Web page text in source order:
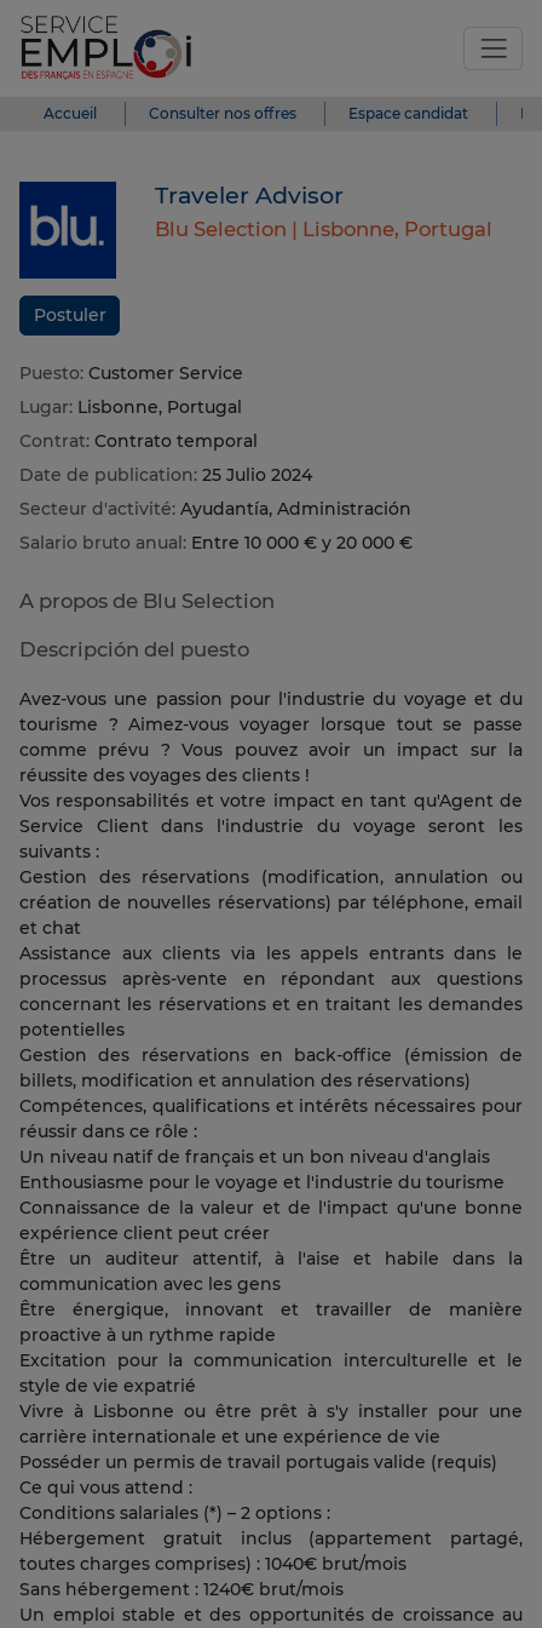
Accueil Consulter nos offres Espace candidat
Traveler Advisor
Blu Selection | Lisbonne, Portugal
Postuler
Puesto: Customer Service
Lugar: Lisbonne, Portugal
Contrat: Contrato temporal
Date de publication: 25 Julio 2024
Secteur d'activité: Ayudantía, Administración
Salario bruto anual: Entre 10 000 € y 20 000 €
A propos de Blu Selection
Descripción del puesto
Avez-vous une passion pour l'industrie du voyage et du
tourisme ? Aimez-vous voyager lorsque tout se passe
comme prévu ? Vous pouvez avoir un impact sur la
réussite des voyages des clients !
Vos responsabilités et votre impact en tant qu'Agent de
Service Client dans l'industrie du voyage seront les
suivants :
Gestion des réservations (modification, annulation ou
création de nouvelles réservations) par téléphone, email
et chat
Assistance aux clients via les appels entrants dans le
processus après-vente en répondant aux questions
concernant les réservations et en traitant les demandes
potentielles
Gestion des réservations en back-office (émission de
billets, modification et annulation des réservations)
Compétences, qualifications et intérêts nécessaires pour
réussir dans ce rôle :
Un niveau natif de français et un bon niveau d'anglais
Enthousiasme pour le voyage et l'industrie du tourisme
Connaissance de la valeur et de l'impact qu'une bonne
expérience client peut créer
Être un auditeur attentif, à l'aise et habile dans la
communication avec les gens
Être énergique, innovant et travailler de manière
proactive à un rythme rapide
Excitation pour la communication interculturelle et le
style de vie expatrié
Vivre à Lisbonne ou être prêt à s'y installer pour une
carrière internationale et une expérience de vie
Posséder un permis de travail portugais valide (requis)
Ce qui vous attend :
Conditions salariales (*) – 2 options :
Hébergement gratuit inclus (appartement partagé,
toutes charges comprises) : 1040€ brut/mois
Sans hébergement : 1240€ brut/mois
Un emploi stable et des opportunités de croissance au